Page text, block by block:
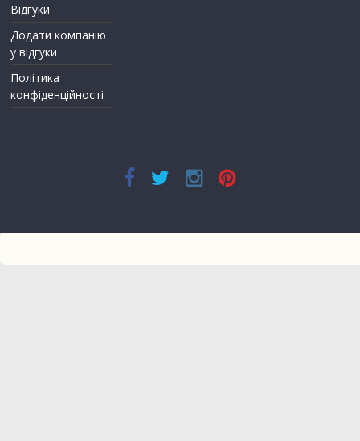
Відгуки
Додати компанію
у відгуки
Політика
конфіденційності